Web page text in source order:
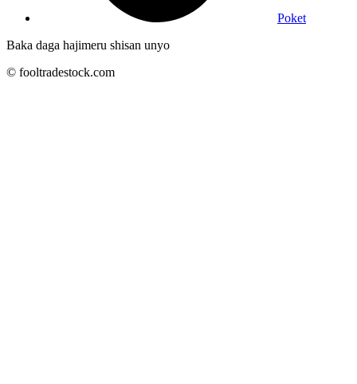
Poket
Baka daga hajimeru shisan unyo
© fooltradestock.com